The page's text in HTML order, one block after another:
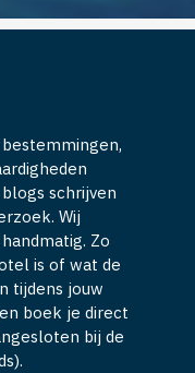
schrijven
Wij
Zo
is of wat de
tijdens jouw
boek je direct
bij de